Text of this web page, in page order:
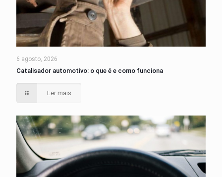
6 agosto, 2026
Catalisador automotivo: o que é e como funciona
Ler mais